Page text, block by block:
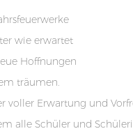
wie erwartet
Hoffnungen
träumen.
voller Erwartung und
alle Schüler und